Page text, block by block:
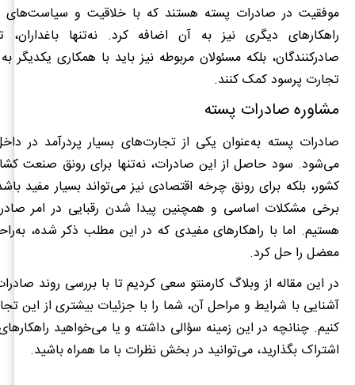
موفقیت در صادرات پسته هستند که با خلاقیت و
راهکارهای دیگری نیز به آن اضافه کرد. نه‌تنها باغداران،
صادرکنندگان، بلکه مسئولان مربوطه نیز باید با همکاری یکدیگر
تجارت پرسود کمک کنند.
مشاوره صادرات پسته
صادرات پسته به‌عنوان یکی از تجارت‌های بسیار پردرآمد در
می‌شود. سود حاصل از این صادرات، نه‌تنها برای رونق صنعت
کشور، بلکه برای رونق چرخه اقتصادی نیز می‌تواند بسیار مفید
برخی مشکلات اساسی و همچنین پیدا شدن رقبایی در امر
هستیم. اما با راهکارهای مفیدی که در این مطلب ذکر شده،
معضل را حل کرد.
در این مقاله از وبلاگ کارمنتو سعی کردیم تا با بررسی روند
آشنایی با شرایط و مراحل آن، شما را با جزئیات بیشتری از این
کنیم. چنانچه در این زمینه سؤالی داشته و یا می‌خواهید
اشتراک بگذارید، می‌توانید در بخش نظرات با ما همراه باشید.